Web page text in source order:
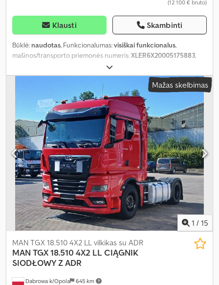
(12 100 € bruto)
Klausti Skambinti
Būklė: naudotas, Funkcionalumas:visiškai funkcionalus,
mašinos/transporto priemonės numeris:XLER6X20005175883,
456,01 kW (620,00 AG)
dyzelinas, tuščias svoris:9 835 kg, bendras svoris:26 000 kg,
30 procentas , ašių konfigūracija:6x2 , kuras:
retarderis, spalva:balta, vairuotojo kabina:
miegamoji kabina, pavaros tipas: mechaninis, emisijos klasė:Euro
, pakaba: plienas-oras, lovų skaičius:2, Gamybos metai:2007,
Įranga:ABS, EBS (Elektroninė stabdžių sistema), autonominis
šildytuvas, borto kompiuteris, centrinis užraktas, diferencialo
užraktas, elektrinis langų reguliavimas, kruizo kontrolė, oro
kondicionavimas, oro pagalvė, priešrūkiniai žibintai, retarderis,
spoileris, vairo stiprintuvas, šaldytuvas,
Mažas skelbimas
1 / 15
Dabrowa k/Opola 645 km
MAN TGX 18.510 4X2 LL vilkikas su ADR
MAN TGX 18.510 4X2 LL CIĄGNIK
SIODŁOWY Z ADR